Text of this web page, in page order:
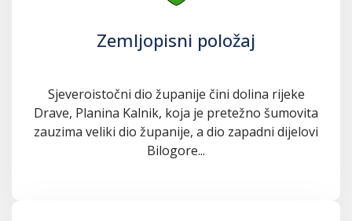
Zemljopisni položaj
Sjeveroistočni dio županije čini dolina rijeke
Drave, Planina Kalnik, koja je pretežno šumovita
zauzima veliki dio županije, a dio zapadni dijelovi
Bilogore...